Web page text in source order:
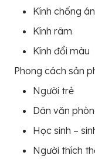
Kính chống
Kính râm
Kính đổi màu
Phong cách sản
Người trẻ
Dân văn
Học sinh –
Người thích